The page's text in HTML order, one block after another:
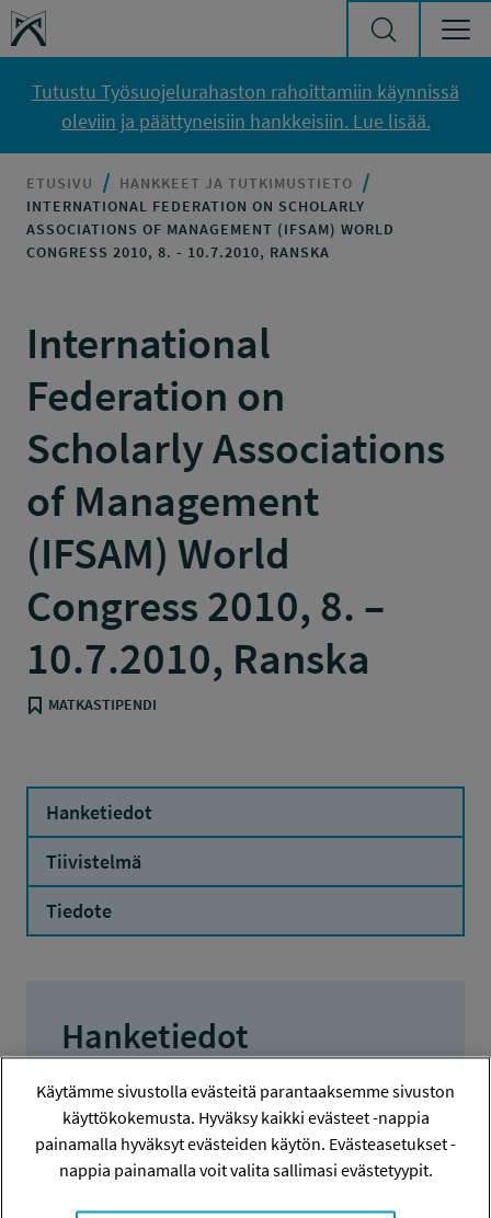
Siirry sisältöön
Työsuojelurahasto
Tutustu Työsuojelurahaston rahoittamiin käynnissä
oleviin ja päättyneisiin hankkeisiin. Lue lisää.
ETUSIVU
HANKKEET JA TUTKIMUSTIETO
INTERNATIONAL FEDERATION ON SCHOLARLY
ASSOCIATIONS OF MANAGEMENT (IFSAM) WORLD
CONGRESS 2010, 8. - 10.7.2010, RANSKA
International
Federation on
Scholarly Associations
of Management
(IFSAM) World
Congress 2010, 8. –
10.7.2010, Ranska
MATKASTIPENDI
Hanketiedot
Tiivistelmä
Tiedote
Hanketiedot
HANKENUMERO
110252
HAKIJA
Hanna Timonen
Käytämme sivustolla evästeitä parantaaksemme sivuston
käyttökokemusta. Hyväksy kaikki evästeet -nappia
painamalla hyväksyt evästeiden käytön. Evästeasetukset -
nappia painamalla voit valita sallimasi evästetyypit.